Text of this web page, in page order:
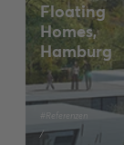
Floating
Homes,
Hamburg
#Referenzen
/